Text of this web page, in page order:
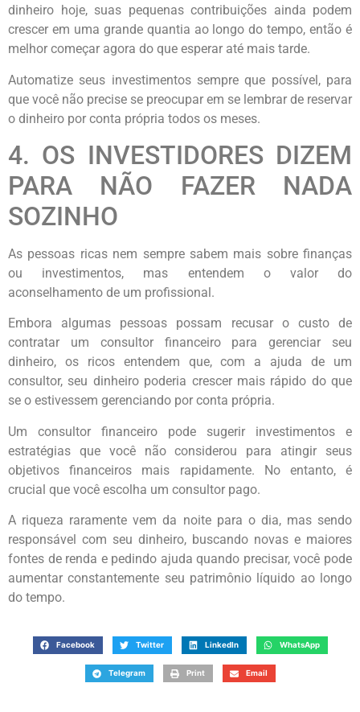
dinheiro hoje, suas pequenas contribuições ainda podem
crescer em uma grande quantia ao longo do tempo, então é
melhor começar agora do que esperar até mais tarde.
Automatize seus investimentos sempre que possível, para
que você não precise se preocupar em se lembrar de reservar
o dinheiro por conta própria todos os meses.
4. OS INVESTIDORES DIZEM
PARA NÃO FAZER NADA
SOZINHO
As pessoas ricas nem sempre sabem mais sobre finanças
ou investimentos, mas entendem o valor do
aconselhamento de um profissional.
Embora algumas pessoas possam recusar o custo de
contratar um consultor financeiro para gerenciar seu
dinheiro, os ricos entendem que, com a ajuda de um
consultor, seu dinheiro poderia crescer mais rápido do que
se o estivessem gerenciando por conta própria.
Um consultor financeiro pode sugerir investimentos e
estratégias que você não considerou para atingir seus
objetivos financeiros mais rapidamente. No entanto, é
crucial que você escolha um consultor pago.
A riqueza raramente vem da noite para o dia, mas sendo
responsável com seu dinheiro, buscando novas e maiores
fontes de renda e pedindo ajuda quando precisar, você pode
aumentar constantemente seu patrimônio líquido ao longo
do tempo.
Facebook Twitter LinkedIn WhatsApp
Telegram Print Email